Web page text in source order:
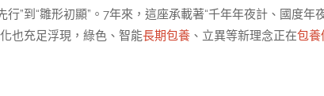
”到“雛形初顯”。7年來，這座承載著“千年年夜計、國度年
也充足浮現，綠色、智能長期包養 、立異等新理念正在包養